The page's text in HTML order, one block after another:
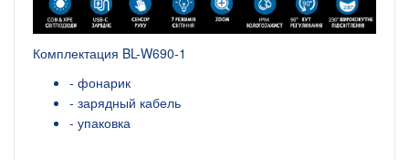
Комплектация BL-W690-1
- фонарик
- зарядный кабель
- упаковка